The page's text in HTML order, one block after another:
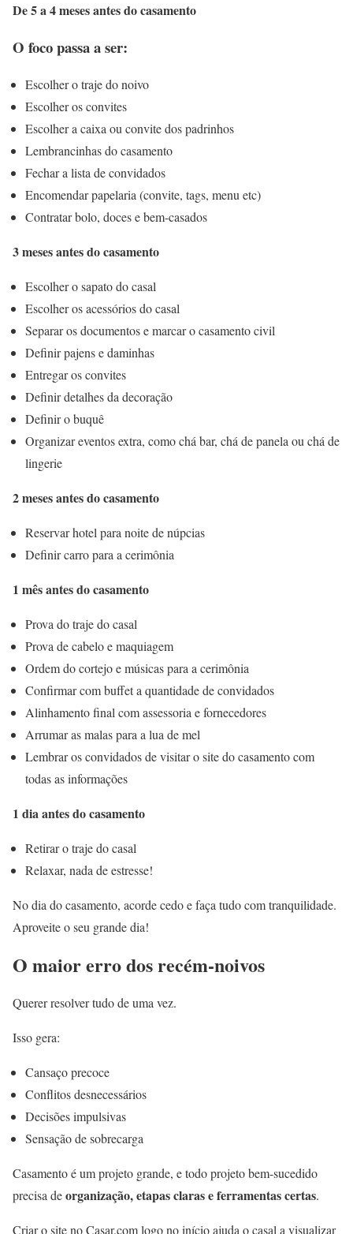
De 5 a 4 meses antes do casamento
O foco passa a ser:
Escolher o traje do noivo
Escolher os convites
Escolher a caixa ou convite dos padrinhos
Lembrancinhas do casamento
Fechar a lista de convidados
Encomendar papelaria (convite, tags, menu etc)
Contratar bolo, doces e bem-casados
3 meses antes do casamento
Escolher o sapato do casal
Escolher os acessórios do casal
Separar os documentos e marcar o casamento civil
Definir pajens e daminhas
Entregar os convites
Definir detalhes da decoração
Definir o buquê
Organizar eventos extra, como chá bar, chá de panela ou chá de
lingerie
2 meses antes do casamento
Reservar hotel para noite de núpcias
Definir carro para a cerimônia
1 mês antes do casamento
Prova do traje do casal
Prova de cabelo e maquiagem
Ordem do cortejo e músicas para a cerimônia
Confirmar com buffet a quantidade de convidados
Alinhamento final com assessoria e fornecedores
Arrumar as malas para a lua de mel
Lembrar os convidados de visitar o site do casamento com
todas as informações
1 dia antes do casamento
Retirar o traje do casal
Relaxar, nada de estresse!
No dia do casamento, acorde cedo e faça tudo com tranquilidade.
Aproveite o seu grande dia!
O maior erro dos recém-noivos
Querer resolver tudo de uma vez.
Isso gera:
Cansaço precoce
Conflitos desnecessários
Decisões impulsivas
Sensação de sobrecarga
Casamento é um projeto grande, e todo projeto bem-sucedido
precisa deorganização, etapas claras e ferramentas certas.
Criar o site no Casar.com logo no início ajuda o casal a visualizar